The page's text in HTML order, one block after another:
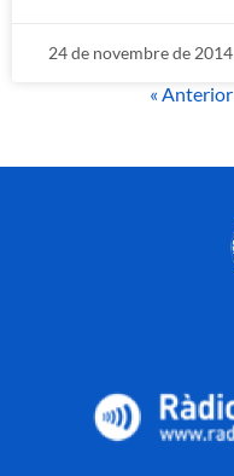
24 de novembre de 2014
« Anterior